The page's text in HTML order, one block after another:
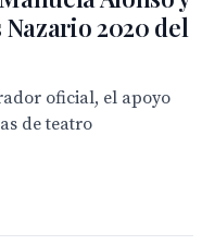
2020 del
oficial, el apoyo
de teatro